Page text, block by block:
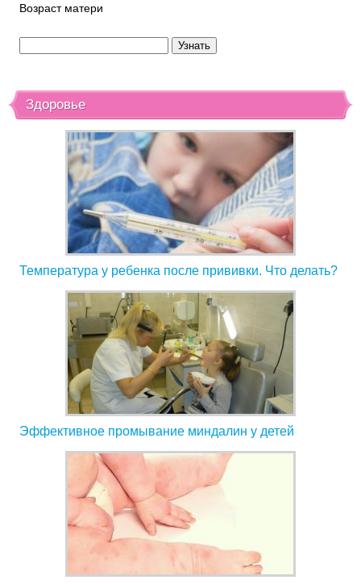
Возраст матери
Здоровье
Температура у ребенка после прививки. Что делать?
Эффективное промывание миндалин у детей